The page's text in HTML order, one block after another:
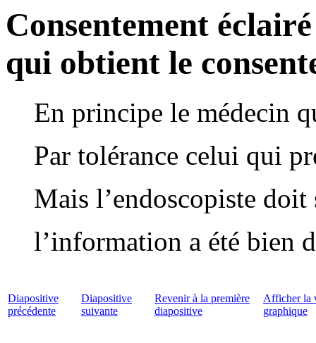
Consentement
qui obtient le
En principe le médecin
Par tolérance celui qui
Mais l’endoscopiste doit
l’information a été bien
Diapositive
précédente
Diapositive
suivante
Revenir à la première
diapositive
Afficher la
graphique